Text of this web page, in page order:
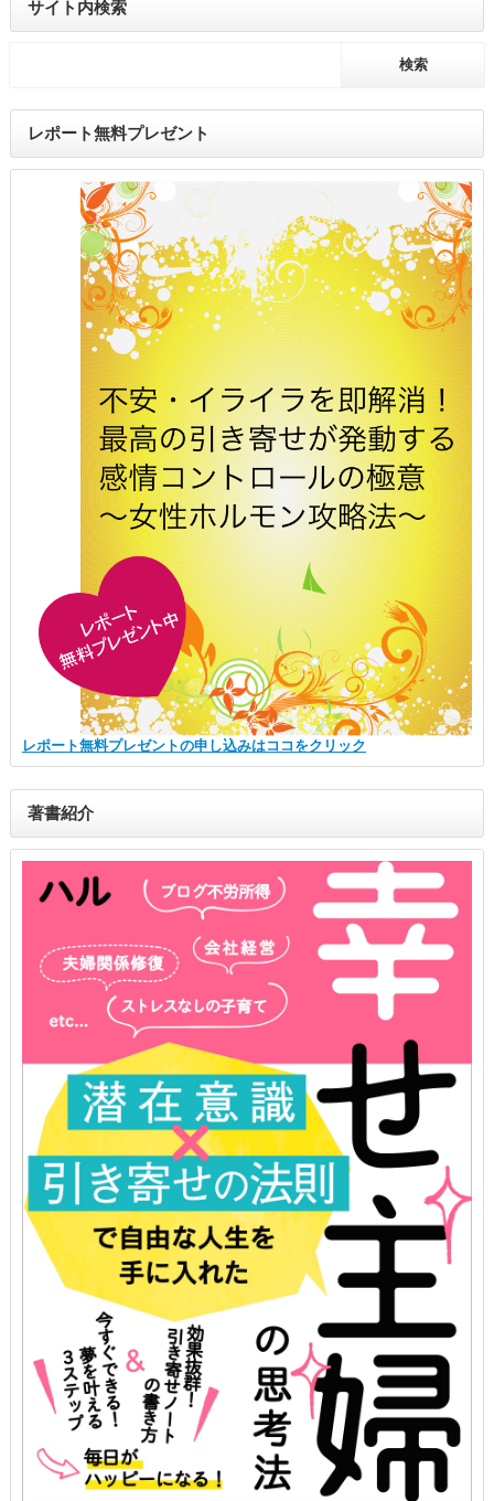
サイト内検索
レポート無料プレゼント
レポート無料プレゼントの申し込みはココをクリック
著書紹介